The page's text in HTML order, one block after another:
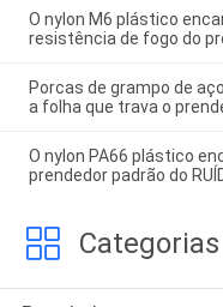
O nylon M6 plástico
resistência de fogo do
Porcas de grampo de
a folha que trava o
O nylon PA66 plástico
prendedor padrão do